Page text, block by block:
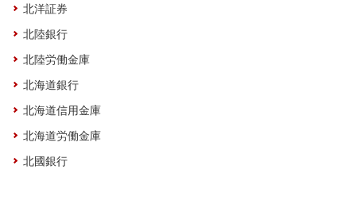
北洋証券
北陸銀行
北陸労働金庫
北海道銀行
北海道信用金庫
北海道労働金庫
北國銀行